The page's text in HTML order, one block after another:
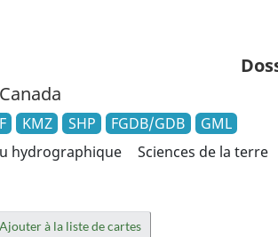
KMZ SHP FGDB/GDB GML
hydrographique Sciences de la terre
Ajouter à la liste de cartes